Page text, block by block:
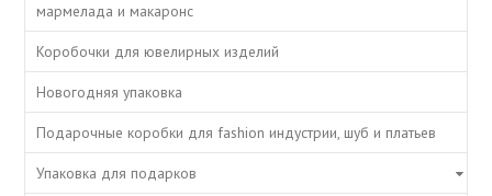
мармелада и макаронс
Коробочки для ювелирных изделий
Новогодняя упаковка
Подарочные коробки для fashion индустрии, шуб и платьев
Упаковка для подарков